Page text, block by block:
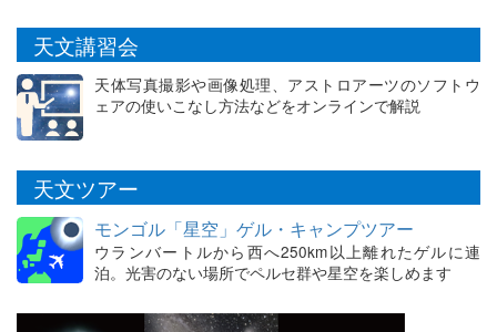
天文講習会
天体写真撮影や画像処理、アストロアーツのソフトウ
ェアの使いこなし方法などをオンラインで解説
天文ツアー
モンゴル「星空」ゲル・キャンプツアー
ウランバートルから西へ250km以上離れたゲルに連
泊。光害のない場所でペルセ群や星空を楽しめます